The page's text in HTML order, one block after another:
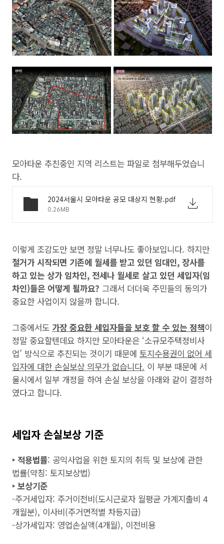
모아타운 추친중인 지역 리스트는 파일로 첨부해두었습니
다.
2024서울시 모아타운 공모 대상지 현황.pdf
0.26MB
이렇게 조감도만 보면 정말 너무나도 좋아보입니다. 하지만
철거가 시작되면 기존에 월세를 받고 있던 임대인, 장사를
하고 있는 상가 임차인, 전세나 월세로 살고 있던 세입자(임
차인)들은 어떻게 될까요? 그래서 더더욱 주민들의 동의가
중요한 사업이지 않을까 합니다.
그중에서도 가장 중요한 세입자들을 보호 할 수 있는 정책이
정말 중요할텐데요 하지만 모아타운은 ‘소규모주택정비사
업’ 방식으로 추진되는 것이기 때문에 토지수용권이 없어 세
입자에 대한 손실보상 의무가 없습니다. 이 부분 때문에 서
울시에서 일부 개정을 하여 손실 보상을 아래와 같이 결정하
였다고 합니다.
세입자 손실보상 기준
‣ 적용법률: 공익사업을 위한 토지의 취득 및 보상에 관한
법률(약칭: 토지보상법)
‣ 보상기준
-주거세입자: 주거이전비(도시근로자 월평균 가계지출비 4
개월분), 이사비(주거면적별 차등지급)
-상가세입자: 영업손실액(4개월), 이전비용